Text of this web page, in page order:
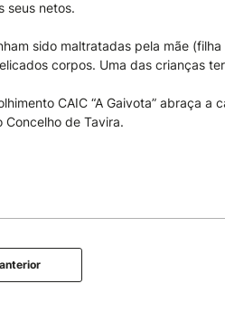
seus netos.
sido maltratadas pela mãe
corpos. Uma das crianças
CAIC “A Gaivota” abraça
Concelho de Tavira.